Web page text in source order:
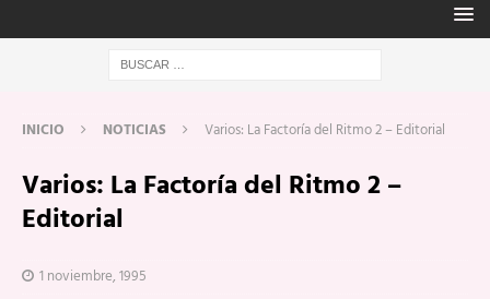
INICIO NOTICIAS Varios: La Factoría del Ritmo 2 – Editorial
Varios: La Factoría del Ritmo 2 –
Editorial
1 noviembre, 1995